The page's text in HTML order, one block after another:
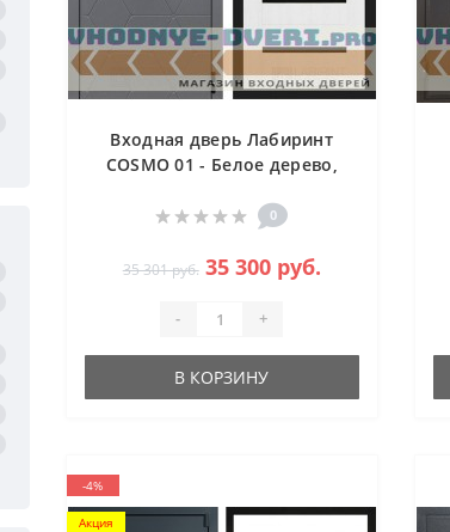
Входная дверь Лабиринт
COSMO 01 - Белое дерево,
0
35 301 руб. 35 300 руб.
- +
В КОРЗИНУ
-4%
Акция